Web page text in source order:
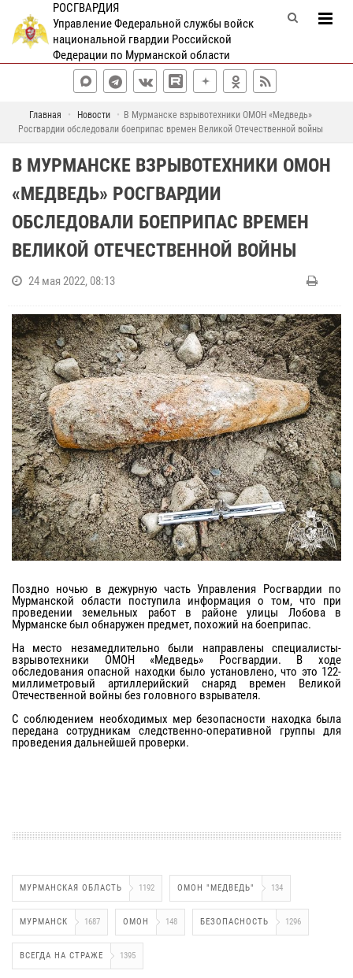
РОСГВАРДИЯ
Управление Федеральной службы войск
национальной гвардии Российской
Федерации по Мурманской области
Главная Новости
В Мурманске взрывотехники ОМОН «Медведь»
Росгвардии обследовали боеприпас времен Великой Отечественной войны
В МУРМАНСКЕ ВЗРЫВОТЕХНИКИ ОМОН
«МЕДВЕДЬ» РОСГВАРДИИ
ОБСЛЕДОВАЛИ БОЕПРИПАС ВРЕМЕН
ВЕЛИКОЙ ОТЕЧЕСТВЕННОЙ ВОЙНЫ
24 мая 2022, 08:13
Поздно ночью в дежурную часть Управления Росгвардии по
Мурманской области поступила информация о том, что при
проведении земельных работ в районе улицы Лобова в
Мурманске был обнаружен предмет, похожий на боеприпас.
На место незамедлительно были направлены специалисты-
взрывотехники ОМОН «Медведь» Росгвардии. В ходе
обследования опасной находки было установлено, что это 122-
миллиметровый артиллерийский снаряд времен Великой
Отечественной войны без головного взрывателя.
С соблюдением необходимых мер безопасности находка была
передана сотрудникам следственно-оперативной группы для
проведения дальнейшей проверки.
МУРМАНСКАЯ ОБЛАСТЬ 1192 ОМОН "МЕДВЕДЬ" 134
МУРМАНСК 1687 ОМОН 148 БЕЗОПАСНОСТЬ 1296
ВСЕГДА НА СТРАЖЕ 1395